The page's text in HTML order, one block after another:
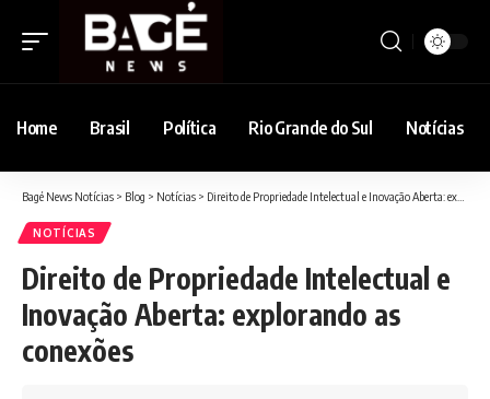
Home Brasil Política Rio Grande do Sul Notícias
Bagé News Notícias > Blog > Notícias > Direito de Propriedade Intelectual e Inovação Aberta: explorando as conexões
NOTÍCIAS
Direito de Propriedade Intelectual e
Inovação Aberta: explorando as
conexões